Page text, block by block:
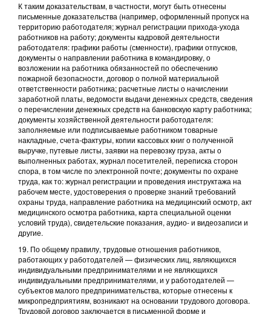
К таким доказательствам, в частности, могут быть отнесены
письменные доказательства (например, оформленный пропуск на
территорию работодателя; журнал регистрации прихода-ухода
работников на работу; документы кадровой деятельности
работодателя: графики работы (сменности), графики отпусков,
документы о направлении работника в командировку, о
возложении на работника обязанностей по обеспечению
пожарной безопасности, договор о полной материальной
ответственности работника; расчетные листы о начислении
заработной платы, ведомости выдачи денежных средств, сведения
о перечислении денежных средств на банковскую карту работника;
документы хозяйственной деятельности работодателя:
заполняемые или подписываемые работником товарные
накладные, счета-фактуры, копии кассовых книг о полученной
выручке, путевые листы, заявки на перевозку груза, акты о
выполненных работах, журнал посетителей, переписка сторон
спора, в том числе по электронной почте; документы по охране
труда, как то: журнал регистрации и проведения инструктажа на
рабочем месте, удостоверения о проверке знаний требований
охраны труда, направление работника на медицинский осмотр, акт
медицинского осмотра работника, карта специальной оценки
условий труда), свидетельские показания, аудио- и видеозаписи и
другие.
19. По общему правилу, трудовые отношения работников,
работающих у работодателей — физических лиц, являющихся
индивидуальными предпринимателями и не являющихся
индивидуальными предпринимателями, и у работодателей —
субъектов малого предпринимательства, которые отнесены к
микропредприятиям, возникают на основании трудового договора.
Трудовой договор заключается в письменной форме и